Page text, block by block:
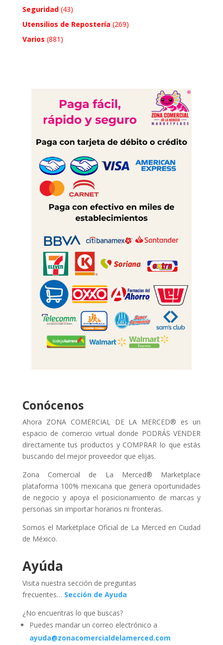
Seguridad (43)
Utensilios de Repostería (269)
Varios (881)
Conócenos
Ahora ZONA COMERCIAL DE LA MERCED® es un
espacio de comercio virtual donde PODRÁS VENDER
directamente tus productos y COMPRAR lo que estás
buscando del mejor proveedor que elijas.
Zona Comercial de La Merced® Marketplace
plataforma 100% mexicana que genera oportunidades
de negocio y apoya el posicionamiento de marcas y
personas sin importar horarios ni fronteras.
Somos el Marketplace Oficial de La Merced en Ciudad
de México.
Ayúda
Visita nuestra sección de preguntas
frecuentes… Sección de Ayuda
¿No encuentras lo que buscas?
Puedes mandar un correo electrónico a
ayuda@zonacomercialdelamerced.com